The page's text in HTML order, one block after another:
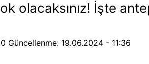
olacaksınız! İşte
Güncellenme: 19.06.2024 - 11:36